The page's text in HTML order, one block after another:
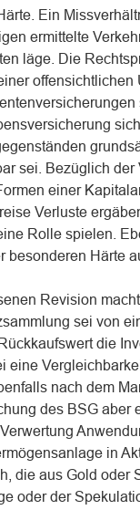
Ein
ermittelte
läge. Die
offensichtlichen
sei. Bezüglich
einer
Verluste
Rolle spielen.
Härte
Revision
sei von
die
eine
nach dem
des BSG aber
in
die aus Gold oder
oder der